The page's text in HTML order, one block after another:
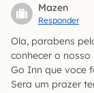
Mazen
Responder
Ola, parabens
conhecer o
Go Inn que voce
Sera um prazer